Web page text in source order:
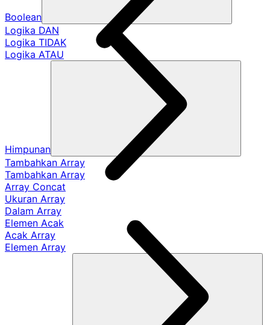
Boolean
Logika DAN
Logika TIDAK
Logika ATAU
Himpunan
Tambahkan Array
Tambahkan Array
Array Concat
Ukuran Array
Dalam Array
Elemen Acak
Acak Array
Elemen Array